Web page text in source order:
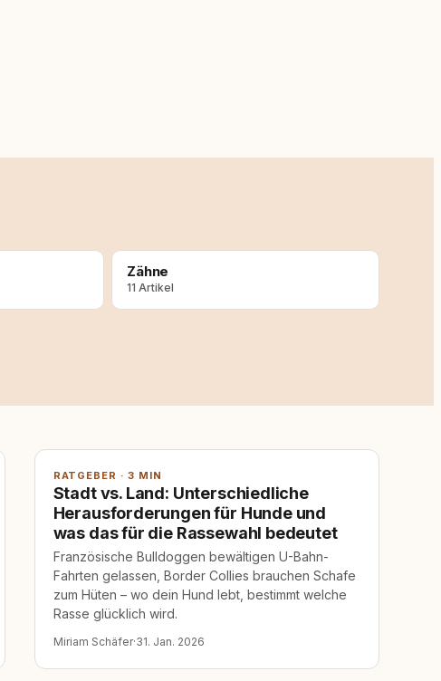
Zähne
11 Artikel
RATGEBER · 3 MIN
Stadt vs. Land: Unterschiedliche
Herausforderungen für Hunde und
was das für die Rassewahl bedeutet
Französische Bulldoggen bewältigen U-Bahn-
Fahrten gelassen, Border Collies brauchen Schafe
zum Hüten – wo dein Hund lebt, bestimmt welche
Rasse glücklich wird.
Miriam Schäfer·31. Jan. 2026